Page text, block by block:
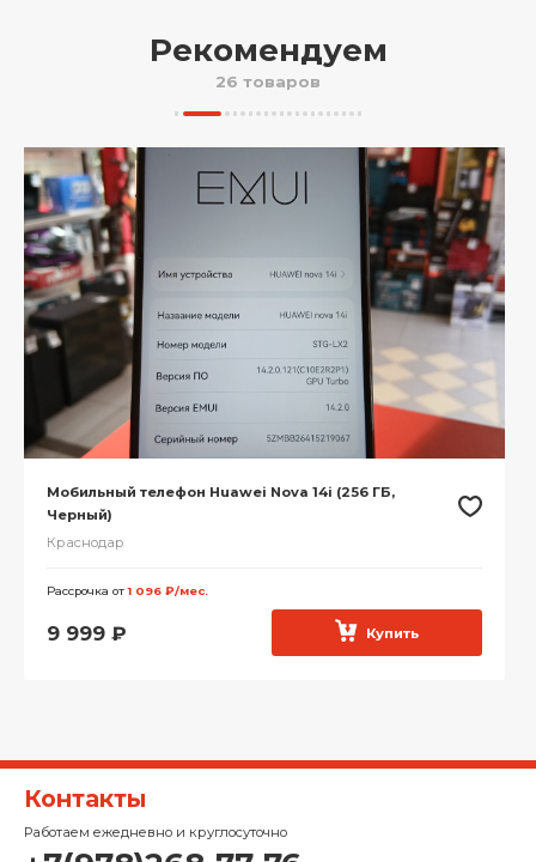
Рекомендуем
26 товаров
Мобильный телефон Huawei Nova 14i (256 ГБ,
Черный)
Краснодар
Рассрочка от1 096 ₽/мес.
9 999 ₽ Купить
Контакты
Работаем ежедневно и круглосуточно